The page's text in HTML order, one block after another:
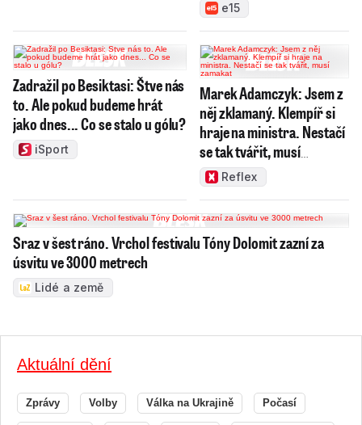
e15
Zadražil po Besiktasi: Štve nás
to. Ale pokud budeme hrát
jako dnes... Co se stalo u gólu?
iSport
Marek Adamczyk: Jsem z
něj zklamaný. Klempíř si
hraje na ministra. Nestačí
se tak tvářit, musí
zamakat
Reflex
Sraz v šest ráno. Vrchol festivalu Tóny Dolomit zazní za
úsvitu ve 3000 metrech
Lidé a země
Aktuální dění
Zprávy Volby Válka na Ukrajině Počasí